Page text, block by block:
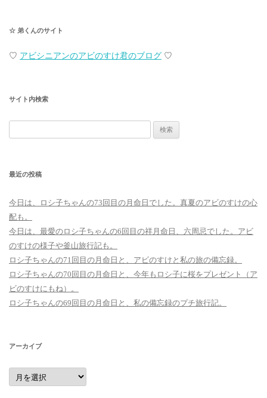
☆ 弟くんのサイト
♡ アビシニアンのアビのすけ君のブログ ♡
サイト内検索
索:
最近の投稿
今日は、ロシ子ちゃんの73回目の月命日でした。真夏のアビのすけの心
配も。
今日は、最愛のロシ子ちゃんの6回目の祥月命日、六周忌でした。アビ
のすけの様子や釜山旅行記も。
ロシ子ちゃんの71回目の月命日と、アビのすけと私の旅の備忘録。
ロシ子ちゃんの70回目の月命日と、今年もロシ子に桜をプレゼント（ア
ビのすけにもね）。
ロシ子ちゃんの69回目の月命日と、私の備忘録のプチ旅行記。
アーカイブ
ア
ー
カ